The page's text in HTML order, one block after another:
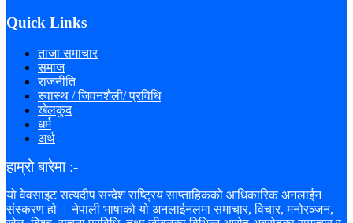
Quick Links
ताजा समाचार
समाज
राजनीति
स्वास्थ / जिवनशैली/ प्रविधि
खेलकुद
धर्म
अर्थ
हाम्रो बारेमा :-
यो वेवसाइट सत्यदीप सन्देश राष्ट्रिय साप्ताहिकको आधिकारिक अनलाईन
संस्करण हो । नेपाली भाषाको यो अनलाईनलमा समाचार, विचार, मनोरञ्जन,